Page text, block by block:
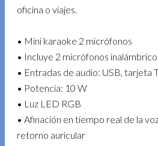
oficina o viajes.
• Mini karaoke 2 micrófonos
• Incluye 2 micrófonos
• Entradas de audio: USB, tarjeta
• Potencia: 10 W
• Luz LED RGB
• Afinación en tiempo real de la
retorno auricular